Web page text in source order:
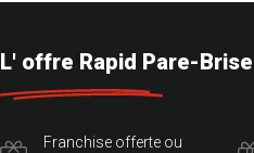
L' offre Rapid Pare-Brise
Franchise offerte ou